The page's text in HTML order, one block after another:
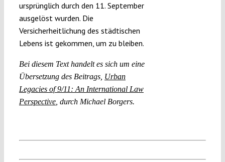
ursprünglich durch den 11. September
ausgelöst wurden. Die
Versicherheitlichung des städtischen
Lebens ist gekommen, um zu bleiben.
Bei diesem Text handelt es sich um eine
Übersetzung des Beitrags, Urban
Legacies of 9/11: An International Law
Perspective, durch Michael Borgers.